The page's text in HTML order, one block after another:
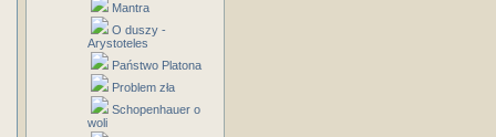
Mantra
O duszy -
Arystoteles
Państwo Platona
Problem zła
Schopenhauer o
woli